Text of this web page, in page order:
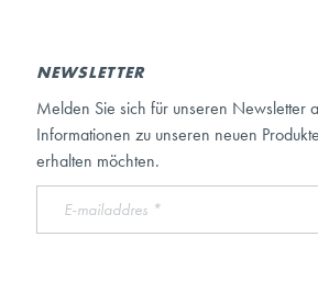
NEWSLETTER
Melden Sie sich für unseren Newsletter
Informationen zu unseren neuen
erhalten möchten.